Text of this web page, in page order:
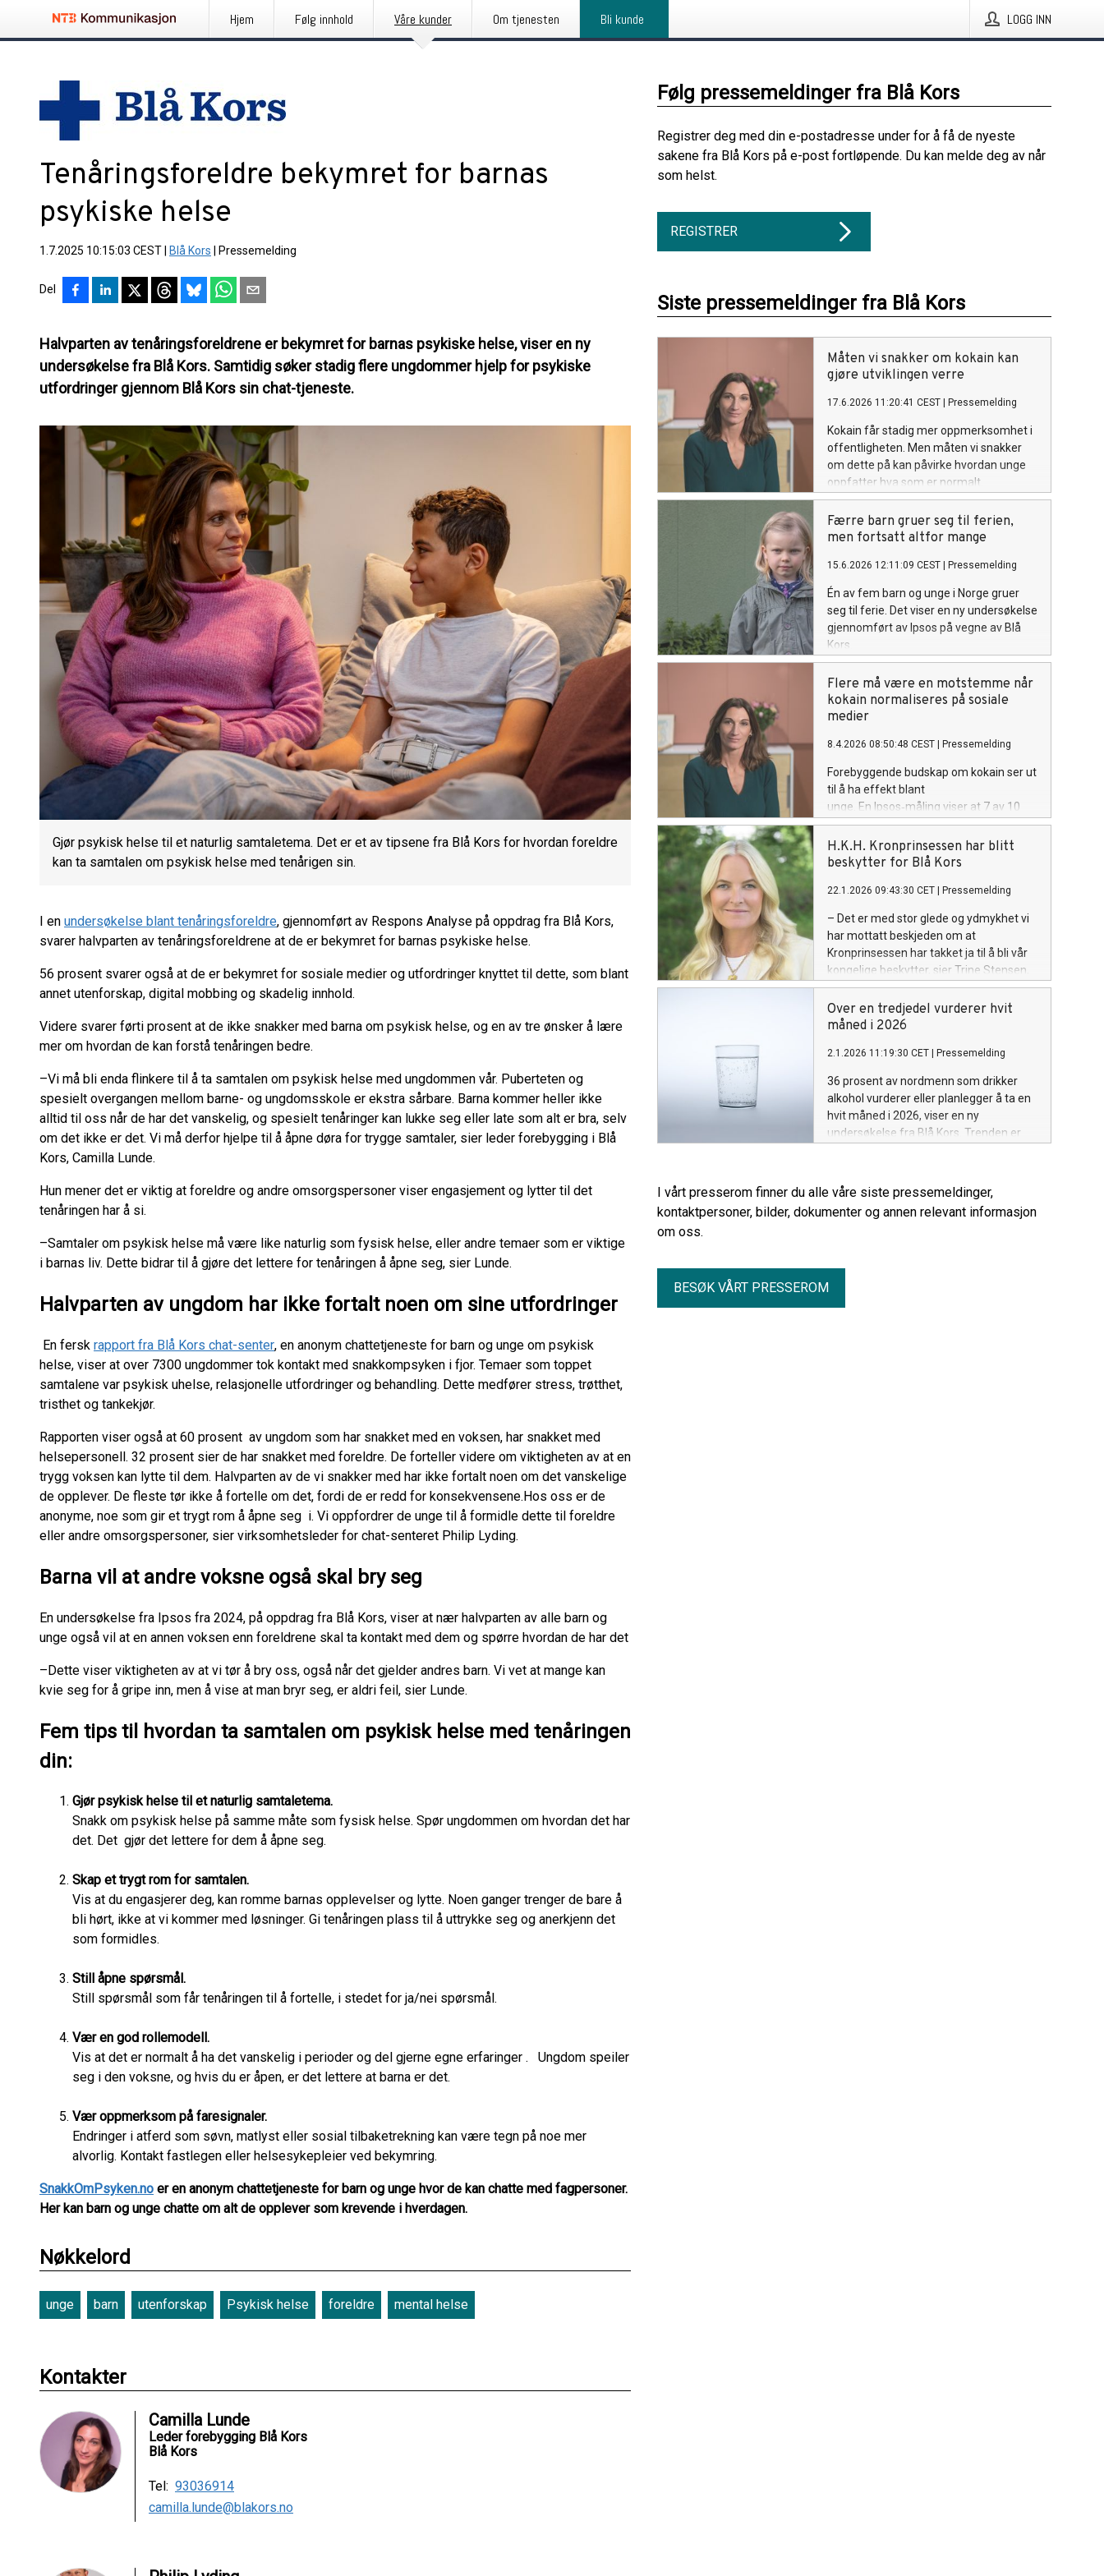
Hjem Følg innhold Våre kunder Om tjenesten Bli kunde LOGG INN
Tenåringsforeldre bekymret for barnas
psykiske helse
1.7.2025 10:15:03 CEST Blå Kors Pressemelding
Del
Halvparten av tenåringsforeldrene er bekymret for barnas psykiske helse, viser en ny
undersøkelse fra Blå Kors. Samtidig søker stadig flere ungdommer hjelp for psykiske
utfordringer gjennom Blå Kors sin chat-tjeneste.
Gjør psykisk helse til et naturlig samtaletema. Det er et av tipsene fra Blå Kors for hvordan foreldre
kan ta samtalen om psykisk helse med tenårigen sin.
I en undersøkelse blant tenåringsforeldre, gjennomført av Respons Analyse på oppdrag fra Blå Kors,
svarer halvparten av tenåringsforeldrene at de er bekymret for barnas psykiske helse.
56 prosent svarer også at de er bekymret for sosiale medier og utfordringer knyttet til dette, som blant
annet utenforskap, digital mobbing og skadelig innhold.
Videre svarer førti prosent at de ikke snakker med barna om psykisk helse, og en av tre ønsker å lære
mer om hvordan de kan forstå tenåringen bedre.
–Vi må bli enda flinkere til å ta samtalen om psykisk helse med ungdommen vår. Puberteten og
spesielt overgangen mellom barne- og ungdomsskole er ekstra sårbare. Barna kommer heller ikke
alltid til oss når de har det vanskelig, og spesielt tenåringer kan lukke seg eller late som alt er bra, selv
om det ikke er det. Vi må derfor hjelpe til å åpne døra for trygge samtaler, sier leder forebygging i Blå
Kors, Camilla Lunde.
Hun mener det er viktig at foreldre og andre omsorgspersoner viser engasjement og lytter til det
tenåringen har å si.
–Samtaler om psykisk helse må være like naturlig som fysisk helse, eller andre temaer som er viktige
i barnas liv. Dette bidrar til å gjøre det lettere for tenåringen å åpne seg, sier Lunde.
Halvparten av ungdom har ikke fortalt noen om sine utfordringer
En fersk rapport fra Blå Kors chat-senter, en anonym chattetjeneste for barn og unge om psykisk
helse, viser at over 7300 ungdommer tok kontakt med snakkompsyken i fjor. Temaer som toppet
samtalene var psykisk uhelse, relasjonelle utfordringer og behandling. Dette medfører stress, trøtthet,
tristhet og tankekjør.
Rapporten viser også at 60 prosent av ungdom som har snakket med en voksen, har snakket med
helsepersonell. 32 prosent sier de har snakket med foreldre. De forteller videre om viktigheten av at en
trygg voksen kan lytte til dem. Halvparten av de vi snakker med har ikke fortalt noen om det vanskelige
de opplever. De fleste tør ikke å fortelle om det, fordi de er redd for konsekvensene.Hos oss er de
anonyme, noe som gir et trygt rom å åpne seg i. Vi oppfordrer de unge til å formidle dette til foreldre
eller andre omsorgspersoner, sier virksomhetsleder for chat-senteret Philip Lyding.
Barna vil at andre voksne også skal bry seg
En undersøkelse fra Ipsos fra 2024, på oppdrag fra Blå Kors, viser at nær halvparten av alle barn og
unge også vil at en annen voksen enn foreldrene skal ta kontakt med dem og spørre hvordan de har det
–Dette viser viktigheten av at vi tør å bry oss, også når det gjelder andres barn. Vi vet at mange kan
kvie seg for å gripe inn, men å vise at man bryr seg, er aldri feil, sier Lunde.
Fem tips til hvordan ta samtalen om psykisk helse med tenåringen
din:
Gjør psykisk helse til et naturlig samtaletema.
Snakk om psykisk helse på samme måte som fysisk helse. Spør ungdommen om hvordan det har
det. Det gjør det lettere for dem å åpne seg.
Skap et trygt rom for samtalen.
Vis at du engasjerer deg, kan romme barnas opplevelser og lytte. Noen ganger trenger de bare å
bli hørt, ikke at vi kommer med løsninger. Gi tenåringen plass til å uttrykke seg og anerkjenn det
som formidles.
Still åpne spørsmål.
Still spørsmål som får tenåringen til å fortelle, i stedet for ja/nei spørsmål.
Vær en god rollemodell.
Vis at det er normalt å ha det vanskelig i perioder og del gjerne egne erfaringer . Ungdom speiler
seg i den voksne, og hvis du er åpen, er det lettere at barna er det.
Vær oppmerksom på faresignaler.
Endringer i atferd som søvn, matlyst eller sosial tilbaketrekning kan være tegn på noe mer
alvorlig. Kontakt fastlegen eller helsesykepleier ved bekymring.
SnakkOmPsyken.no er en anonym chattetjeneste for barn og unge hvor de kan chatte med fagpersoner.
Her kan barn og unge chatte om alt de opplever som krevende i hverdagen.
Nøkkelord
unge barn utenforskap Psykisk helse foreldre mental helse
Kontakter
Camilla Lunde
Leder forebygging Blå Kors
Blå Kors
Tel: 93036914
camilla.lunde@blakors.no
Følg pressemeldinger fra Blå Kors
Registrer deg med din e-postadresse under for å få de nyeste
sakene fra Blå Kors på e-post fortløpende. Du kan melde deg av når
som helst.
REGISTRER
Siste pressemeldinger fra Blå Kors
Måten vi snakker om kokain kan
gjøre utviklingen verre
17.6.2026 11:20:41 CEST Pressemelding
Kokain får stadig mer oppmerksomhet i
offentligheten. Men måten vi snakker
om dette på kan påvirke hvordan unge
oppfatter hva som er normalt.
Færre barn gruer seg til ferien,
men fortsatt altfor mange
15.6.2026 12:11:09 CEST Pressemelding
Én av fem barn og unge i Norge gruer
seg til ferie. Det viser en ny undersøkelse
gjennomført av Ipsos på vegne av Blå
Kors.
Flere må være en motstemme når
kokain normaliseres på sosiale
medier
8.4.2026 08:50:48 CEST Pressemelding
Forebyggende budskap om kokain ser ut
til å ha effekt blant
unge. En Ipsos‑måling viser at 7 av 10
sier de har mindre lyst til å bruke kokain
etter å ha sett en kampanje fra Blå Kors.
Samtidig advarer organisasjonen mot
medier, der rusmiddelet i økende grad
H.K.H. Kronprinsessen har blitt
beskytter for Blå Kors
22.1.2026 09:43:30 CET Pressemelding
– Det er med stor glede og ydmykhet vi
har mottatt beskjeden om at
Kronprinsessen har takket ja til å bli vår
kongelige beskytter, sier Trine Stensen,
generalsekretær i Blå Kors.
Over en tredjedel vurderer hvit
måned i 2026
2.1.2026 11:19:30 CET Pressemelding
36 prosent av nordmenn som drikker
alkohol vurderer eller planlegger å ta en
hvit måned i 2026, viser en ny
undersøkelse fra Blå Kors. Trenden er
motivasjonen.
I vårt presserom finner du alle våre siste pressemeldinger,
kontaktpersoner, bilder, dokumenter og annen relevant informasjon
om oss.
BESØK VÅRT PRESSEROM